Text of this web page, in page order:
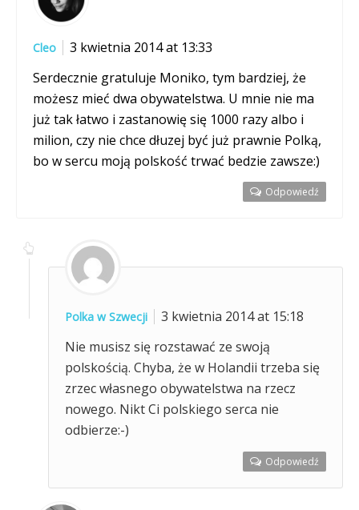
Cleo
3 kwietnia 2014 at 13:33
Serdecznie gratuluje Moniko, tym bardziej, że
możesz mieć dwa obywatelstwa. U mnie nie ma
już tak łatwo i zastanowię się 1000 razy albo i
milion, czy nie chce dłuzej być już prawnie Polką,
bo w sercu moją polskość trwać bedzie zawsze:)
Odpowiedź
Polka w Szwecji
3 kwietnia 2014 at 15:18
Nie musisz się rozstawać ze swoją
polskością. Chyba, że w Holandii trzeba się
zrzec własnego obywatelstwa na rzecz
nowego. Nikt Ci polskiego serca nie
odbierze:-)
Odpowiedź